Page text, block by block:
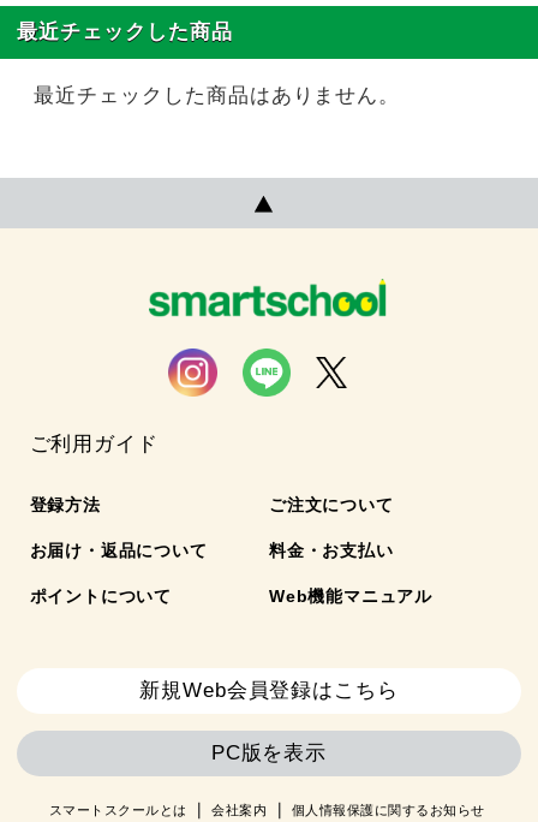
最近チェックした商品
最近チェックした商品はありません。
ご利用ガイド
登録方法 ご注文について
お届け・返品について 料金・お支払い
ポイントについて Web機能マニュアル
新規Web会員登録はこちら
PC版を表示
スマートスクールとは 会社案内 個人情報保護に関するお知らせ